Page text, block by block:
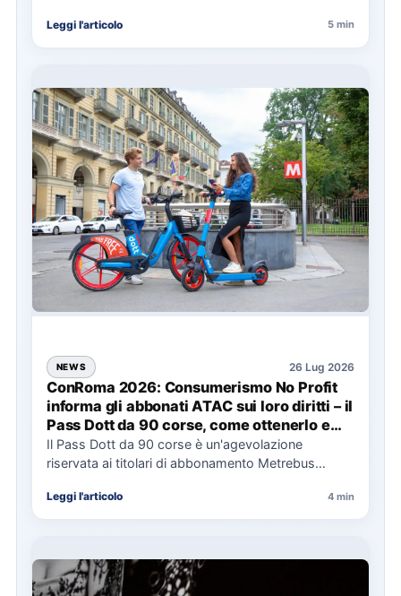
soprattutto…
Leggi l'articolo 5 min
NEWS 26 Lug 2026
ConRoma 2026: Consumerismo No Profit
informa gli abbonati ATAC sui loro diritti – il
Pass Dott da 90 corse, come ottenerlo e
cosa spetta in caso di disservizi
Il Pass Dott da 90 corse è un'agevolazione
riservata ai titolari di abbonamento Metrebus
Leggi l'articolo 4 min